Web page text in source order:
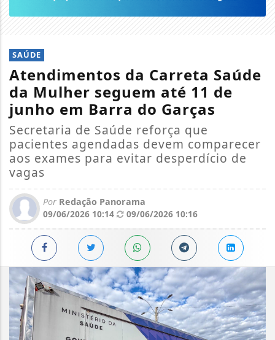
SAÚDE
Atendimentos da Carreta Saúde
da Mulher seguem até 11 de
junho em Barra do Garças
Secretaria de Saúde reforça que
pacientes agendadas devem comparecer
aos exames para evitar desperdício de
vagas
Por Redação Panorama
09/06/2026 10:14
09/06/2026 10:16